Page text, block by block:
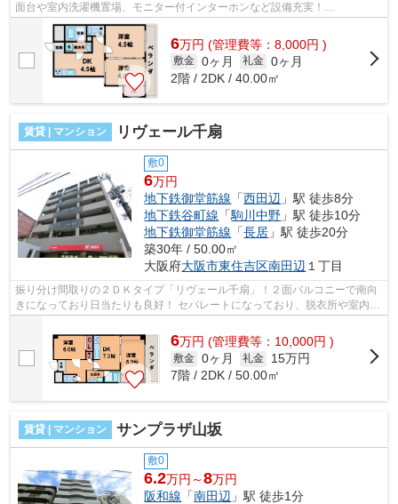
面台や室内洗濯機置場、モニター付インターホンなど設備充実！
■□■□■□■□■□■□■□■□■□■□■□■□■□■□■□■□■□■□■□■□ ...
6万円 (管理費等：8,000円 )
敷金 0ヶ月 礼金 0ヶ月
2階 / 2DK / 40.00㎡
賃貸 | マンション リヴェール千扇
敷0
6万円
地下鉄御堂筋線 「西田辺 」駅 徒歩8分
地下鉄谷町線 「駒川中野 」駅 徒歩10分
地下鉄御堂筋線 「長居 」駅 徒歩20分
築30年 / 50.00㎡
大阪府大阪市東住吉区南田辺 １丁目
振り分け間取りの２ＤＫタイプ「リヴェール千扇」！２面バルコニーで南向
きになっており日当たりも良好！ セパレートになっており、脱衣所や室内洗
6万円 (管理費等：10,000円 )
敷金 0ヶ月 礼金
15万円
7階 / 2DK / 50.00㎡
賃貸 | マンション サンプラザ山坂
敷0
6.2万円～8万円
阪和線 「南田辺 」駅 徒歩1分